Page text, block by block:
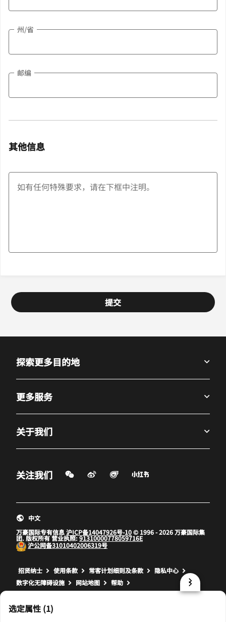
州/省
邮编
其他信息
提交
选定属性 (1)
探索更多目的地
更多服务
关于我们
关注我们 微信扫一扫
微博
打开新窗口
飞猪
打开新窗口打开新窗口
万豪国际专有信息沪ICP备14047926号-10© 1996 - 2026 万豪国际集
团. 版权所有 营业执照:91310000778059716E
沪公网备31010402006319号
中文
招贤纳士 打开新窗口
使用条款 打开新窗口
常客计划细则及条款 打开新窗口
隐私中心
数字化无障碍设施
网站地图 帮助
prod31,AFBBE5D4-1A90-55A6-AFE2-375A18C471A9,rel-R24.9.4